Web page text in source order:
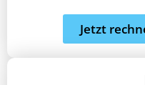
Jetzt